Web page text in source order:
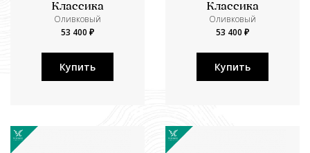
Классика
Оливковый
53 400 ₽
Купить
Классика
Оливковый
53 400 ₽
Купить